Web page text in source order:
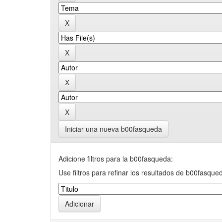
Iniciar una nueva b00fasqueda
Adicione filtros para la b00fasqueda:
Use filtros para refinar los resultados de